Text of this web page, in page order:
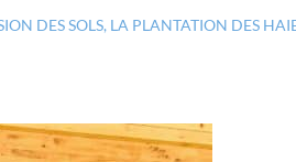
DES SOLS, LA PLANTATION DES